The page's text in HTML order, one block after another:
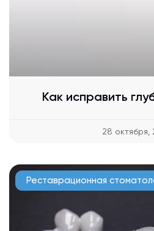
Как исправить
28 октября,
Реставрационная